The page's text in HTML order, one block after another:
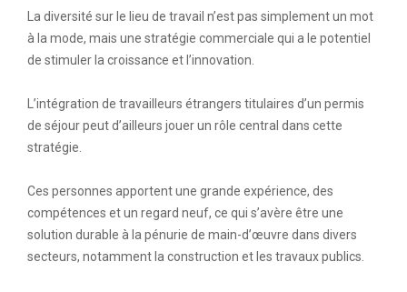
La diversité sur le lieu de travail n’est pas simplement un mot
à la mode, mais une stratégie commerciale qui a le potentiel
de stimuler la croissance et l’innovation.
L’intégration de travailleurs étrangers titulaires d’un permis
de séjour peut d’ailleurs jouer un rôle central dans cette
stratégie.
Ces personnes apportent une grande expérience, des
compétences et un regard neuf, ce qui s’avère être une
solution durable à la pénurie de main-d’œuvre dans divers
secteurs, notamment la construction et les travaux publics.